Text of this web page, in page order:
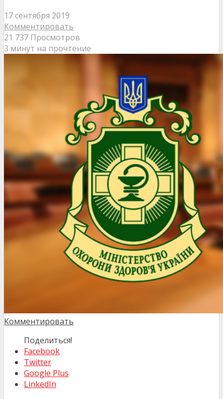
17 сентября 2019
Комментировать
21 737 Просмотров
3 минут на прочтение
Комментировать
Поделиться!
Facebook
Twitter
Google Plus
LinkedIn